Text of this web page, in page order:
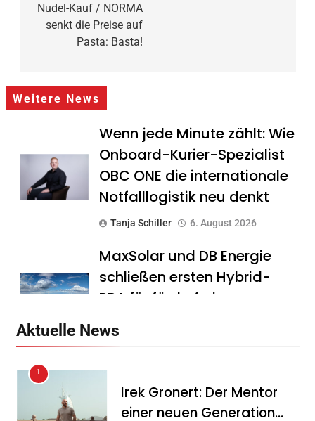
Nudel-Kauf / NORMA
senkt die Preise auf
Pasta: Basta!
Weitere News
Wenn jede Minute zählt: Wie
Onboard-Kurier-Spezialist
OBC ONE die internationale
Notfalllogistik neu denkt
Tanja Schiller 6. August 2026
MaxSolar und DB Energie
schließen ersten Hybrid-
PPA für förderfreie
Tanja Schiller
Geschäftsverlauf im
Aktuelle News
1
Irek Gronert: Der Mentor
einer neuen Generation